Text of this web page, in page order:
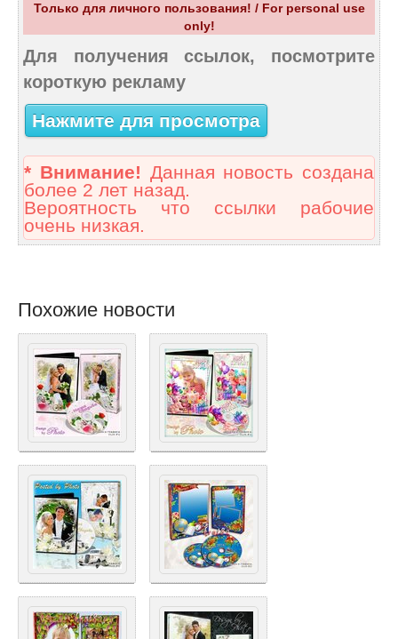
Только для личного пользования! / For personal use
only!
Для получения ссылок, посмотрите
короткую рекламу
Нажмите для просмотра
* Внимание! Данная новость создана
более 2 лет назад.
Вероятность что ссылки рабочие
очень низкая.
Похожие новости